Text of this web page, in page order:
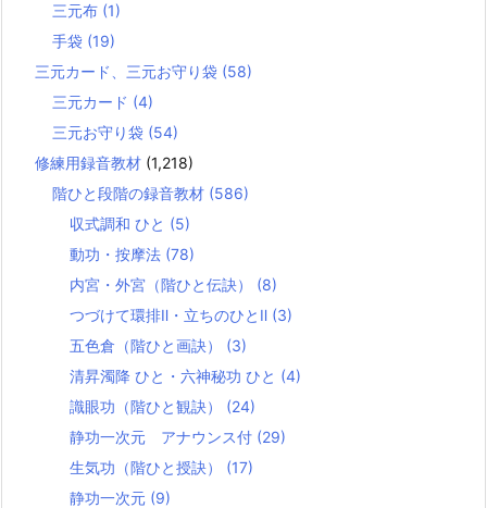
三元布 (1)
手袋 (19)
三元カード、三元お守り袋 (58)
三元カード (4)
三元お守り袋 (54)
修練用録音教材 (1,218)
階ひと段階の録音教材 (586)
収式調和 ひと (5)
動功・按摩法 (78)
内宮・外宮（階ひと伝訣） (8)
つづけて環排Ⅱ・立ちのひとⅡ (3)
五色倉（階ひと画訣） (3)
清昇濁降 ひと・六神秘功 ひと (4)
識眼功（階ひと観訣） (24)
静功一次元 アナウンス付 (29)
生気功（階ひと授訣） (17)
静功一次元 (9)